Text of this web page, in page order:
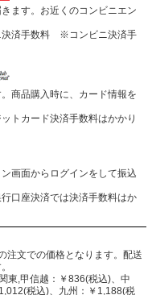
ます。お近くのコンビニエン
決済手数料 ※コンビニ決済手
商品購入時に、カード情報を
カード決済手数料はかかり
画面からログインをして振込
口座決済では決済手数料はか
注文での価格となります。配送
東,甲信越：￥836(税込)、中
税込)、九州：￥1,188(税